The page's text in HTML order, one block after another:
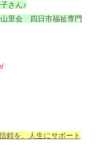
さん♪
里会 四日市福祉専門
を、人生にサポート